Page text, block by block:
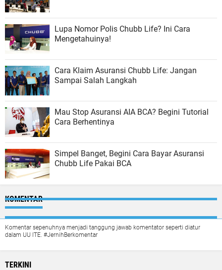
Lupa Nomor Polis Chubb Life? Ini Cara
Mengetahuinya!
Cara Klaim Asuransi Chubb Life: Jangan
Sampai Salah Langkah
Mau Stop Asuransi AIA BCA? Begini Tutorial
Cara Berhentinya
Simpel Banget, Begini Cara Bayar Asuransi
Chubb Life Pakai BCA
KOMENTAR
Komentar sepenuhnya menjadi tanggung jawab komentator seperti diatur
dalam UU ITE. #JernihBerkomentar
TERKINI